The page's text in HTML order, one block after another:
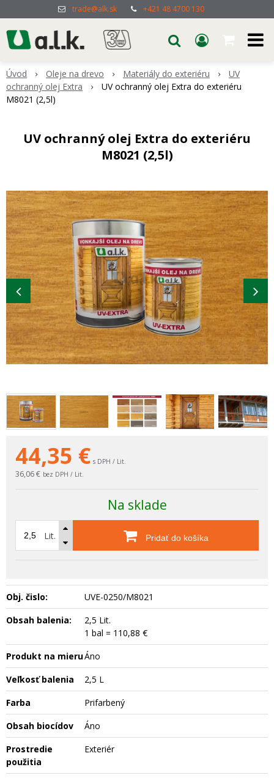
trade@alk.sk +421 48 4700 130
Úvod Oleje na drevo Materiály do exteriéru
UV
ochranný olej Extra
UV ochranný olej Extra do exteriéru
M8021 (2,5l)
UV ochranný olej Extra do exteriéru
M8021 (2,5l)
44,35 € s DPH / Lit.
36,06 € bez DPH / Lit.
Na sklade
Lit. Pridať do košíka
Obj. čislo:
UVE-0250/M8021
Obsah balenia:
2,5 Lit.
1 bal = 110,88 €
Produkt na mieruÁno
Veľkosť balenia
2,5 L
Farba
Prifarbený
Obsah biocídov
Áno
Prostredie
použitia
Exteriér